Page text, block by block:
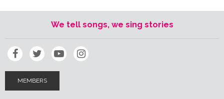
We tell songs, we sing stories
MEMBERS